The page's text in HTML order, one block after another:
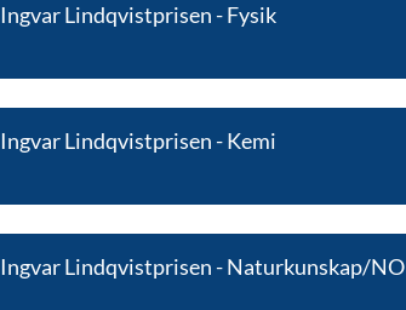
Ingvar Lindqvistprisen Fysik
Ingvar Lindqvistprisen Kemi
Ingvar Lindqvistprisen Naturkunskap/NO